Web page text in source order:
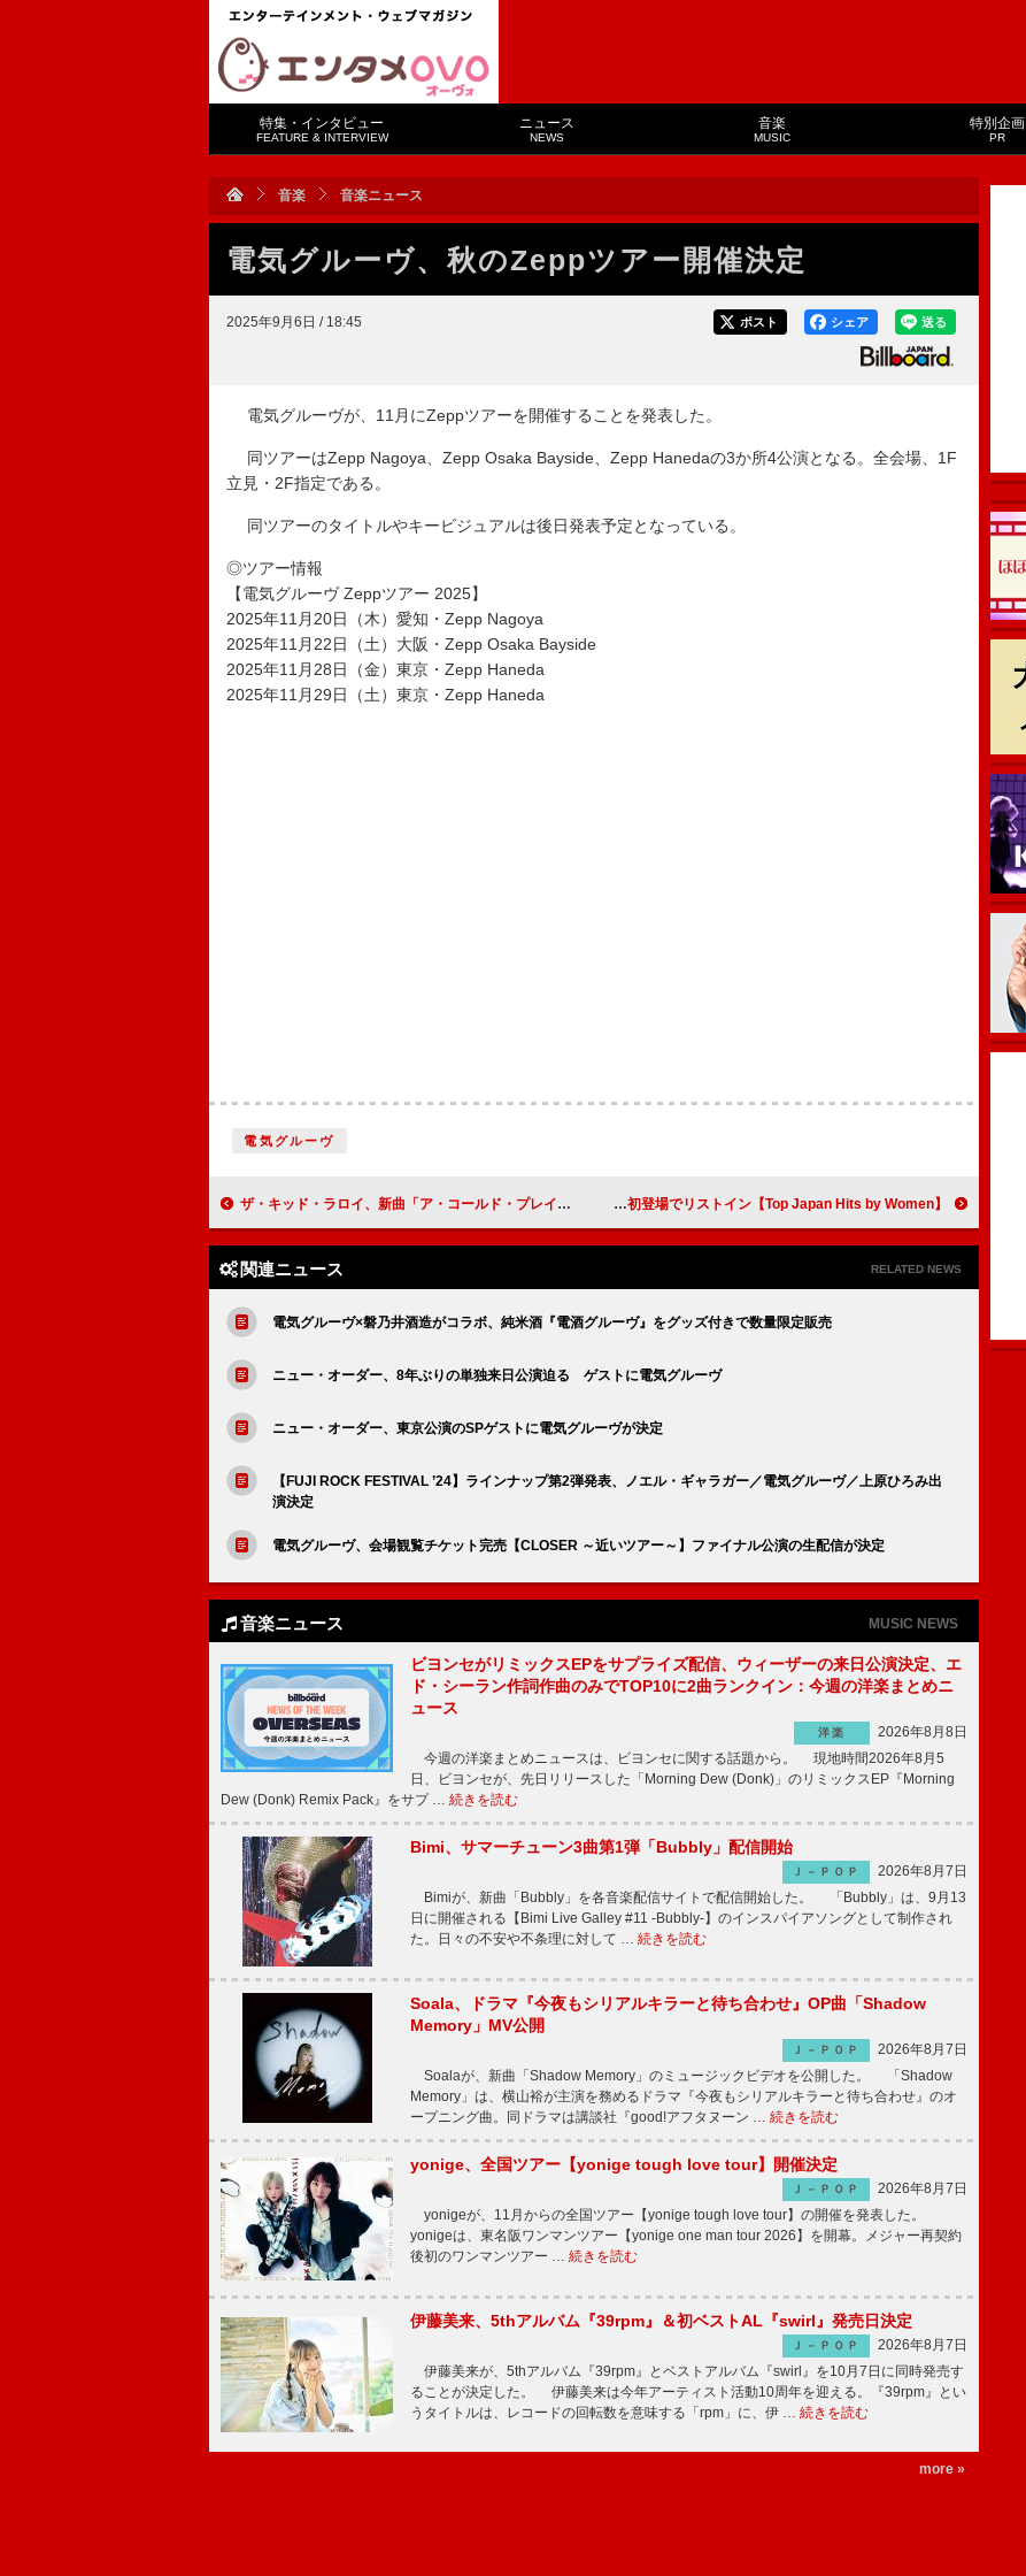
特集・インタビュー
FEATURE & INTERVIEW
ニュース
NEWS
音楽
MUSIC
特別企画
PR
音楽 音楽ニュース
電気グルーヴ、秋のZeppツアー開催決定
2025年9月6日 / 18:45 送る
シェア
ポスト
電気グルーヴが、11月にZeppツアーを開催することを発表した。
同ツアーはZepp Nagoya、Zepp Osaka Bayside、Zepp Hanedaの3か所4公演となる。全会場、1F
立見・2F指定である。
同ツアーのタイトルやキービジュアルは後日発表予定となっている。
◎ツアー情報
【電気グルーヴ Zeppツアー 2025】
2025年11月20日（木）愛知・Zepp Nagoya
2025年11月22日（土）大阪・Zepp Osaka Bayside
2025年11月28日（金）東京・Zepp Haneda
2025年11月29日（土）東京・Zepp Haneda
電気グルーヴ
ザ・キッド・ラロイ、新曲「ア・コールド・プレイ」リリース＆ヴィジュアライザー解禁 【Top Japan Hits by Women】乃紫「1000日間」など初登場でリストイン
関連ニュース RELATED NEWS
電気グルーヴ×磐乃井酒造がコラボ、純米酒『電酒グルーヴ』をグッズ付きで数量限定販売
ニュー・オーダー、8年ぶりの単独来日公演迫る ゲストに電気グルーヴ
ニュー・オーダー、東京公演のSPゲストに電気グルーヴが決定
【FUJI ROCK FESTIVAL ’24】ラインナップ第2弾発表、ノエル・ギャラガー／電気グルーヴ／上原ひろみ出
演決定
電気グルーヴ、会場観覧チケット完売【CLOSER ～近いツアー～】ファイナル公演の生配信が決定
音楽ニュース MUSIC NEWS
ビヨンセがリミックスEPをサプライズ配信、ウィーザーの来日公演決定、エ
ド・シーラン作詞作曲のみでTOP10に2曲ランクイン：今週の洋楽まとめニ
ュース
洋楽
2026年8月8日
今週の洋楽まとめニュースは、ビヨンセに関する話題から。 現地時間2026年8月5
日、ビヨンセが、先日リリースした「Morning Dew (Donk)」のリミックスEP『Morning
Dew (Donk) Remix Pack』をサプ … 続きを読む
Bimi、サマーチューン3曲第1弾「Bubbly」配信開始
Ｊ－ＰＯＰ
2026年8月7日
Bimiが、新曲「Bubbly」を各音楽配信サイトで配信開始した。 「Bubbly」は、9月13
日に開催される【Bimi Live Galley #11 -Bubbly-】のインスパイアソングとして制作され
た。日々の不安や不条理に対して … 続きを読む
Soala、ドラマ『今夜もシリアルキラーと待ち合わせ』OP曲「Shadow
Memory」MV公開
Ｊ－ＰＯＰ
2026年8月7日
Soalaが、新曲「Shadow Memory」のミュージックビデオを公開した。 「Shadow
Memory」は、横山裕が主演を務めるドラマ『今夜もシリアルキラーと待ち合わせ』のオ
ープニング曲。同ドラマは講談社『good!アフタヌーン … 続きを読む
yonige、全国ツアー【yonige tough love tour】開催決定
Ｊ－ＰＯＰ
2026年8月7日
yonigeが、11月からの全国ツアー【yonige tough love tour】の開催を発表した。
yonigeは、東名阪ワンマンツアー【yonige one man tour 2026】を開幕。メジャー再契約
後初のワンマンツアー … 続きを読む
伊藤美来、5thアルバム『39rpm』＆初ベストAL『swirl』発売日決定
Ｊ－ＰＯＰ
2026年8月7日
伊藤美来が、5thアルバム『39rpm』とベストアルバム『swirl』を10月7日に同時発売す
ることが決定した。 伊藤美来は今年アーティスト活動10周年を迎える。『39rpm』とい
うタイトルは、レコードの回転数を意味する「rpm」に、伊 … 続きを読む
more »